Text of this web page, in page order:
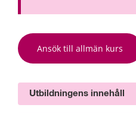
Ansök till allmän kurs
Utbildningens innehåll